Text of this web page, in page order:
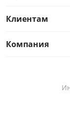
Клиентам
Компания